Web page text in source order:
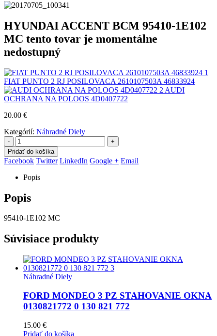
HYUNDAI ACCENT BCM 95410-1E102
MC tento tovar je momentálne
nedostupný
FIAT PUNTO 2 RJ POSILOVACA 2610107503A 46833924
AUDI
OCHRANA NA POLOOS 4D0407722
20.00 €
Kategórií: Náhradné Diely
-
+
Pridať do košíka
Facebook Twitter LinkedIn Google + Email
Popis
Popis
95410-1E102 MC
Súvisiace produkty
Náhradné Diely
FORD MONDEO 3 PZ STAHOVANIE OKNA
0130821772 0 130 821 772
15.00 €
Pridať do košíka